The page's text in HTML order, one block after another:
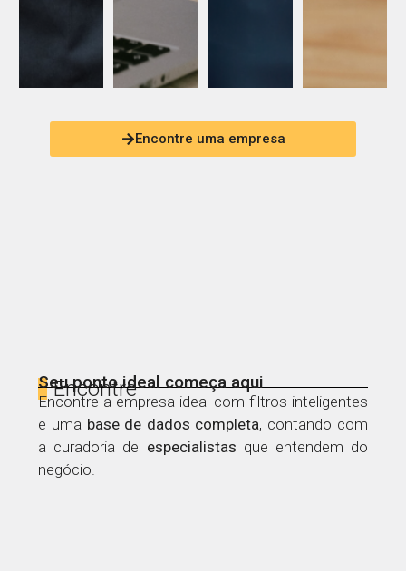
Encontre uma empresa
Encontre
Seu ponto ideal começa aqui
Encontre a empresa ideal com filtros inteligentes
e uma base de dados completa, contando com
a curadoria de especialistas que entendem do
negócio.